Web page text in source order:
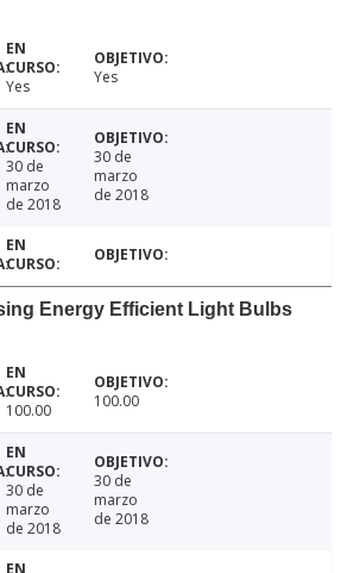
Yes Yes
30 de
marzo
de 2018
30 de
marzo
de 2018
Energy Efficient Light Bulbs
100.00 100.00
30 de
marzo
de 2018
30 de
marzo
de 2018